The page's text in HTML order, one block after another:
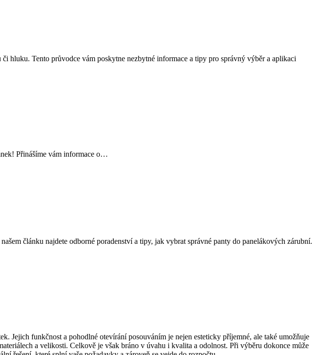
hluku. Tento průvodce vám poskytne nezbytné informace a tipy pro správný výběr a aplikaci
Přinášíme vám informace o…
článku najdete odborné poradenství a tipy, jak vybrat správné panty do panelákových zárubní.
Jejich funkčnost a pohodlné otevírání posouváním je nejen esteticky příjemné, ale také umožňuje
a velikosti. Celkově je však bráno v úvahu i kvalita a odolnost. Při výběru dokonce může